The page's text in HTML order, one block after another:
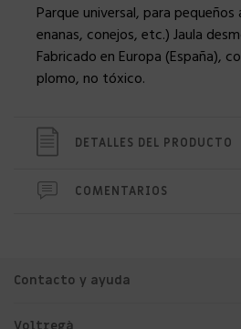
Parque universal, para pequeños
enanas, conejos, etc.) Jaula
Fabricado en Europa (España),
plomo, no tóxico.
DETALLES DEL PRODUCTO
COMENTARIOS
Contacto y ayuda